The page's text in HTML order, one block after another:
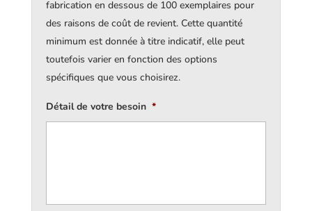
fabrication en dessous de 100 exemplaires pour
des raisons de coût de revient. Cette quantité
minimum est donnée à titre indicatif, elle peut
toutefois varier en fonction des options
spécifiques que vous choisirez.
Détail de votre besoin *